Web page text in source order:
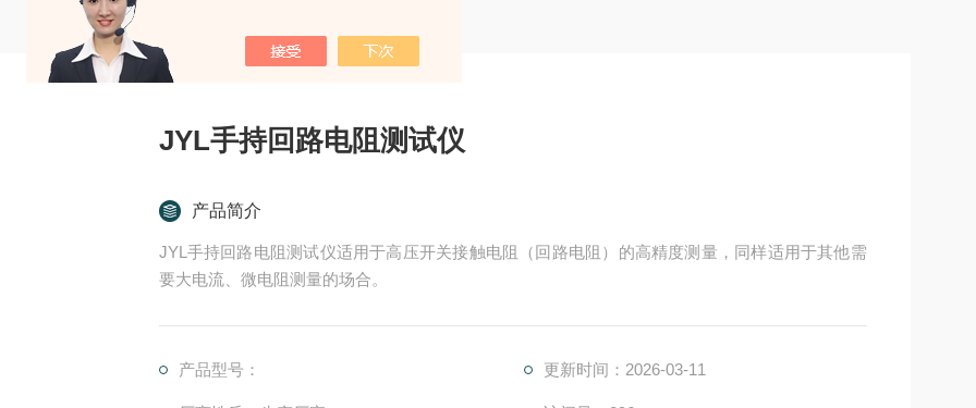
JYL手持回路电阻测试仪
产品简介
JYL手持回路电阻测试仪适用于高压开关接触电阻（回路电阻）的高精度测量，同样适用于其他需
要大电流、微电阻测量的场合。
产品型号： 更新时间：2026-03-11